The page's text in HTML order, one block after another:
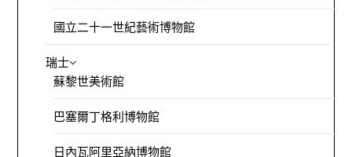
國立二十一世紀藝術博物館
瑞士
蘇黎世美術館
巴塞爾丁格利博物館
日內瓦阿里亞納博物館